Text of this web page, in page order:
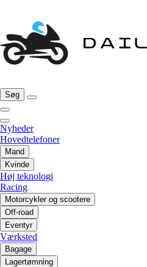
Søg
Nyheder
Hovedtelefoner
Mand
Kvinde
Høj teknologi
Racing
Motorcykler og scootere
Off-road
Eventyr
Værksted
Bagage
Lagertømning